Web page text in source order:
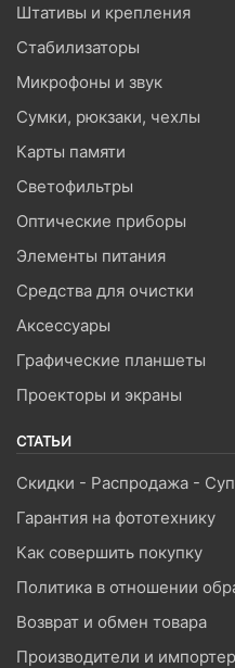
Штативы и крепления
Стабилизаторы
Микрофоны и звук
Сумки, рюкзаки, чехлы
Карты памяти
Светофильтры
Оптические приборы
Элементы питания
Средства для очистки
Аксессуары
Графические планшеты
Проекторы и экраны
СТАТЬИ
Скидки - Распродажа -
Гарантия на фототехнику
Как совершить покупку
Политика в отношении
Возврат и обмен товара
Производители и